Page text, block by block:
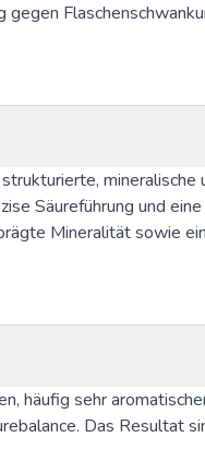
Säureführung und
Mineralität sowie
häufig sehr
Das Resultat